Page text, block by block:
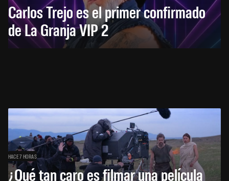
Carlos Trejo es el primer confirmado
de La Granja VIP 2
HACE 7 HORAS
¿Qué tan caro es filmar una película